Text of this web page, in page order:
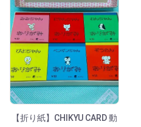
【折り紙】CHIKYU CARD 動